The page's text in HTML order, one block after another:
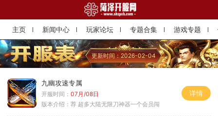
主页 新闻中心 玩家论坛 专题合集 游戏专题
更新时间：2026-02-04
九幽攻速专属
开服时间： 07月/08日
版本介绍： 荐 超多大陆无限刀神器一个会员闯
详情